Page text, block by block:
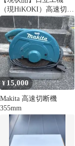
（現HiKOKI）高速切断
機 355mm H-14A
¥15,000
Makita 高速切断機
355mm